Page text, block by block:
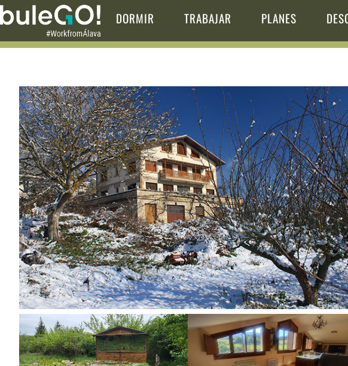
DORMIR TRABAJAR PLANES